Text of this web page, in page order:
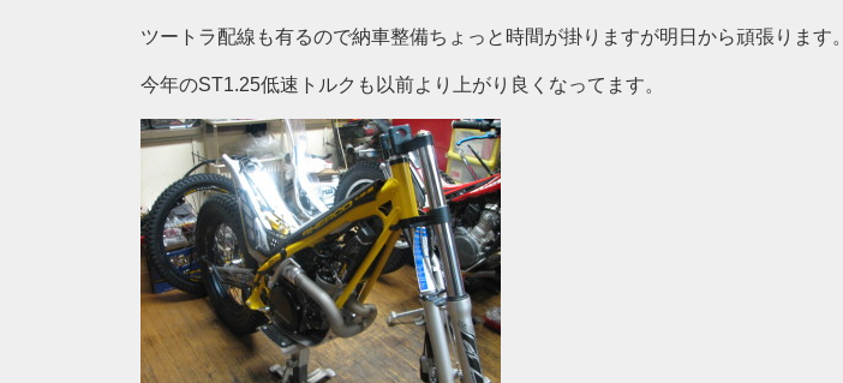
ツートラ配線も有るので納車整備ちょっと時間が掛りますが明日から頑張ります。
今年のST1.25低速トルクも以前より上がり良くなってます。